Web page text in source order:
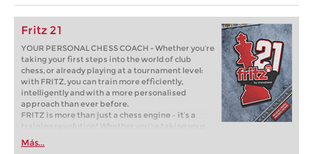
Fritz 21
YOUR PERSONAL CHESS COACH - Whether you’re
taking your first steps into the world of club
chess, or already playing at a tournament level:
with FRITZ, you can train more efficiently,
intelligently and with a more personalised
approach than ever before.
FRITZ is more than just a chess engine – it’s a
training revolution! Whether you’re taking your
first steps into the world of club chess, or already
playing at a tournament level: with FRITZ, you can
Más...